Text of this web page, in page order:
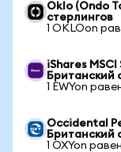
Oklo (Ondo
стерлингов
1 OKLOon
iShares
Британский
1 EWYon
Occidental
Британский
1 OXYon